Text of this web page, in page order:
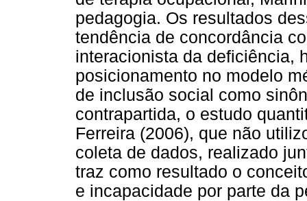
pedagogia. Os resultados
tendência de concordância
interacionista da deficiência,
posicionamento no modelo
de inclusão social como
contrapartida, o estudo
Ferreira (2006), que não
coleta de dados, realizado
traz como resultado o
e incapacidade por parte da